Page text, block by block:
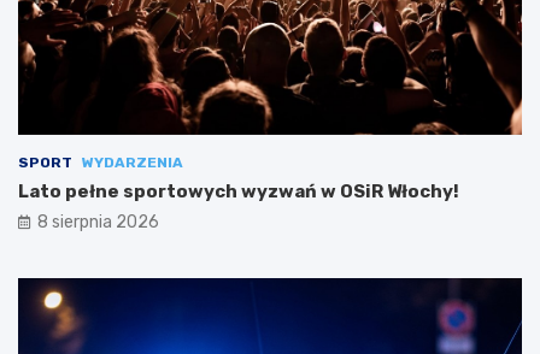
SPORT WYDARZENIA
Lato pełne sportowych wyzwań w OSiR Włochy!
8 sierpnia 2026